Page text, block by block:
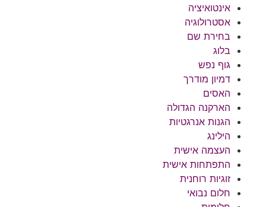
אינטואיציה
אסטרולוגיה
בחירת שם
בלוג
גוף נפש
דמיון מודרך
האסים
הארקנה הגדולה
הגנות אנרגטיות
הילינג
העצמה אישית
התפתחות אישית
זוגיות רוחנית
חלום נבואי